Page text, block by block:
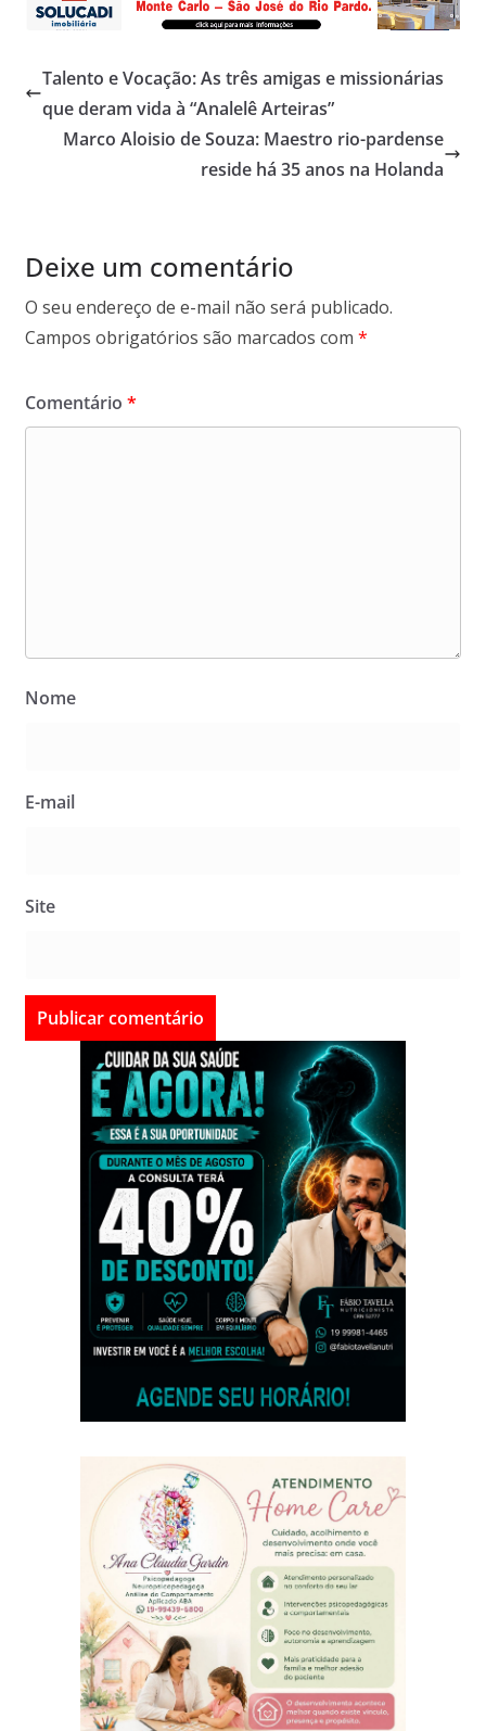
Talento e Vocação: As três amigas e missionárias
que deram vida à “Analelê Arteiras”
Marco Aloisio de Souza: Maestro rio-pardense
reside há 35 anos na Holanda
Deixe um comentário
O seu endereço de e-mail não será publicado.
Campos obrigatórios são marcados com *
Comentário *
Nome
E-mail
Site